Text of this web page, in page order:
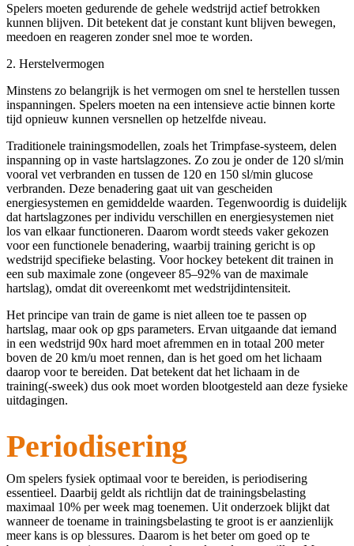
Spelers moeten gedurende de gehele wedstrijd actief betrokken
kunnen blijven. Dit betekent dat je constant kunt blijven bewegen,
meedoen en reageren zonder snel moe te worden.
2. Herstelvermogen
Minstens zo belangrijk is het vermogen om snel te herstellen tussen
inspanningen. Spelers moeten na een intensieve actie binnen korte
tijd opnieuw kunnen versnellen op hetzelfde niveau.
Traditionele trainingsmodellen, zoals het Trimpfase-systeem, delen
inspanning op in vaste hartslagzones. Zo zou je onder de 120 sl/min
vooral vet verbranden en tussen de 120 en 150 sl/min glucose
verbranden. Deze benadering gaat uit van gescheiden
energiesystemen en gemiddelde waarden. Tegenwoordig is duidelijk
dat hartslagzones per individu verschillen en energiesystemen niet
los van elkaar functioneren. Daarom wordt steeds vaker gekozen
voor een functionele benadering, waarbij training gericht is op
wedstrijd specifieke belasting. Voor hockey betekent dit trainen in
een sub maximale zone (ongeveer 85–92% van de maximale
hartslag), omdat dit overeenkomt met wedstrijdintensiteit.
Het principe van train de game is niet alleen toe te passen op
hartslag, maar ook op gps parameters. Ervan uitgaande dat iemand
in een wedstrijd 90x hard moet afremmen en in totaal 200 meter
boven de 20 km/u moet rennen, dan is het goed om het lichaam
daarop voor te bereiden. Dat betekent dat het lichaam in de
training(-sweek) dus ook moet worden blootgesteld aan deze fysieke
uitdagingen.
Periodisering
Om spelers fysiek optimaal voor te bereiden, is periodisering
essentieel. Daarbij geldt als richtlijn dat de trainingsbelasting
maximaal 10% per week mag toenemen. Uit onderzoek blijkt dat
wanneer de toename in trainingsbelasting te groot is er aanzienlijk
meer kans is op blessures. Daarom is het beter om goed op te